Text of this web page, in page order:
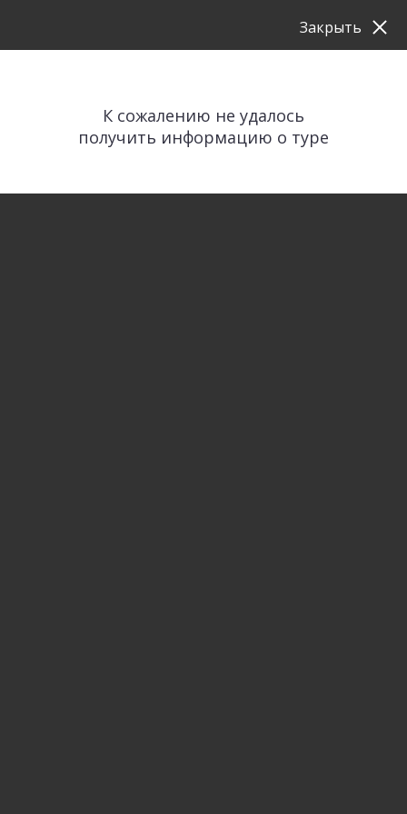
К сожалению не удалось
получить информацию о туре
Закрыть